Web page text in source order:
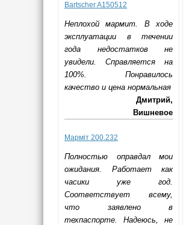
Bartscher A150512
Неплохой мармит. В ходе
эксплуатации в течении
года недостатков не
увидели. Справляется на
100%. Понравилось
качество и цена нормальная
Дмитрий,
Вишневое
Марміт 200.232
Полностью оправдал мои
ожидания. Работает как
часики уже год.
Соответствует всему,
что заявлено в
техпаспорте. Надеюсь, не